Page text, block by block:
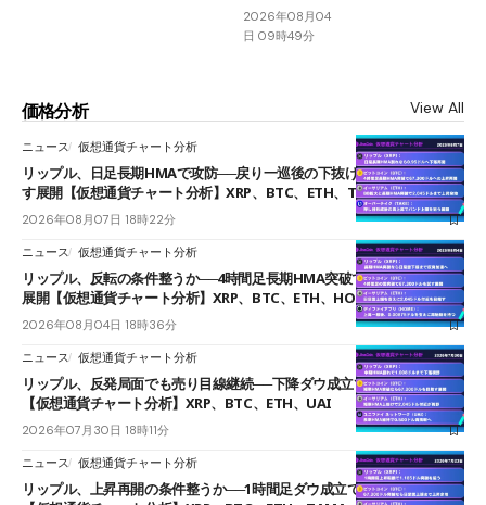
2026年08月04
日 09時49分
価格分析 View All
ニュース 仮想通貨チャート分析
リップル、日足長期HMAで攻防──戻り一巡後の下抜けで0.95ドルを試
す展開【仮想通貨チャート分析】XRP、BTC、ETH、TAKE
2026年08月07日 18時22分
ニュース 仮想通貨チャート分析
リップル、反転の条件整うか──4時間足長期HMA突破で雲下端を目指す
展開【仮想通貨チャート分析】XRP、BTC、ETH、HOME
2026年08月04日 18時36分
ニュース 仮想通貨チャート分析
リップル、反発局面でも売り目線継続──下降ダウ成立で下値追う展開
【仮想通貨チャート分析】XRP、BTC、ETH、UAI
2026年07月30日 18時11分
ニュース 仮想通貨チャート分析
リップル、上昇再開の条件整うか──1時間足ダウ成立で1.185ドルを狙う